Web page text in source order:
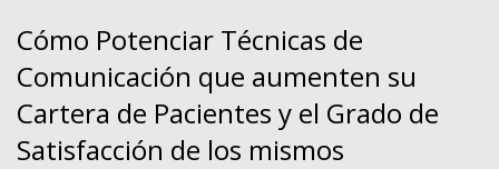
Cómo Potenciar Técnicas de
Comunicación que aumenten su
Cartera de Pacientes y el Grado de
Satisfacción de los mismos